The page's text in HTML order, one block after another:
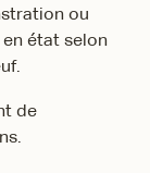
ou
état selon
de